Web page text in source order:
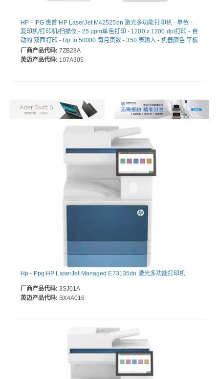
HP - IPG 惠普 HP LaserJet M42525dn 激光多功能打印机 - 单色 -
复印机/打印机/扫描仪 - 25 ppm单色打印 - 1200 x 1200 dpi打印 - 自
动的 双面打印 - Up to 50000 每月页数 - 350 表输入 - 机器颜色 平板
扫描仪 - 600 dpi光学扫描 - Fast Ethernet - USB - 为 普通纸打印
厂商产品代码: 7ZB28A
英迈产品代码: 107A305
Hp - Ppg HP LaserJet Managed E73135dn 激光多功能打印机
厂商产品代码: 3SJ01A
英迈产品代码: BX4A016